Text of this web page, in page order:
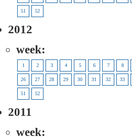
51 52
2012
week:
1 2 3 4 5 6 7 8
26 27 28 29 30 31 32 33
51 52
2011
week: